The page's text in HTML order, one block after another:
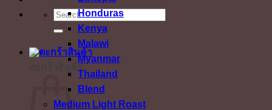
ค้นหา:Honduras
Kenya
Malawi
Myanmar
Thailand
Blend
Medium Light Roast